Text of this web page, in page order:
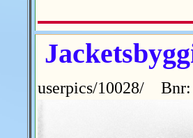
userpics/10028/ Bnr: